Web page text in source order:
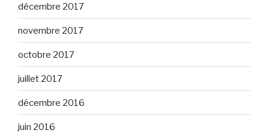
décembre 2017
novembre 2017
octobre 2017
juillet 2017
décembre 2016
juin 2016